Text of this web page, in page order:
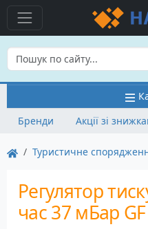
Бренди
Акції зі
Туристичне
Регулятор
час 37 мБар